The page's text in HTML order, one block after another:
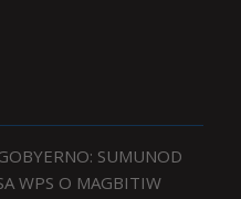
SUMUNOD
WPS O MAGBITIW